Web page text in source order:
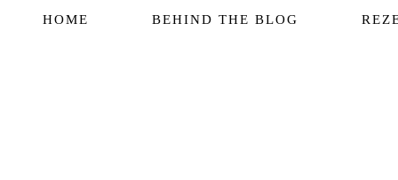
HOME BEHIND THE BLOG